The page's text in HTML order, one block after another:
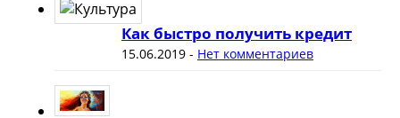
Как быстро получить кредит
15.06.2019- Нет комментариев